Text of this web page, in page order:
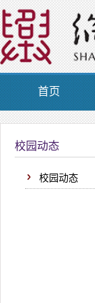
首页
校园动态
校园动态